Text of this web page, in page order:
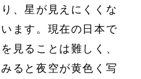
、星が見えにくくな
ます。現在の日本で
見ることは難しく、
ると夜空が黄色く写